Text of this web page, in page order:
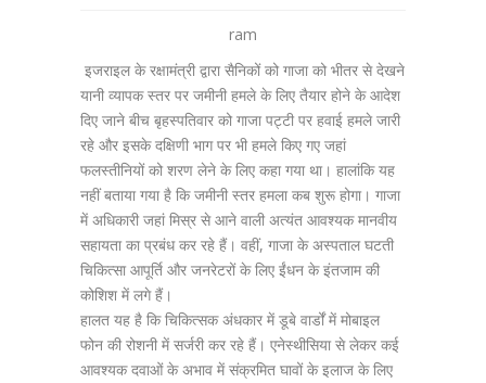
ram
इजराइल के रक्षामंत्री द्वारा सैनिकों को गाजा को भीतर से देखने
यानी व्यापक स्तर पर जमीनी हमले के लिए तैयार होने के आदेश
दिए जाने बीच बृहस्पतिवार को गाजा पट्टी पर हवाई हमले जारी
रहे और इसके दक्षिणी भाग पर भी हमले किए गए जहां
फलस्तीनियों को शरण लेने के लिए कहा गया था। हालांकि यह
नहीं बताया गया है कि जमीनी स्तर हमला कब शुरू होगा। गाजा
में अधिकारी जहां मिस्र से आने वाली अत्यंत आवश्यक मानवीय
सहायता का प्रबंध कर रहे हैं। वहीं, गाजा के अस्पताल घटती
चिकित्सा आपूर्ति और जनरेटरों के लिए ईंधन के इंतजाम की
कोशिश में लगे हैं।
हालत यह है कि चिकित्सक अंधकार में डूबे वार्डों में मोबाइल
फोन की रोशनी में सर्जरी कर रहे हैं। एनेस्थीसिया से लेकर कई
आवश्यक दवाओं के अभाव में संक्रमित घावों के इलाज के लिए